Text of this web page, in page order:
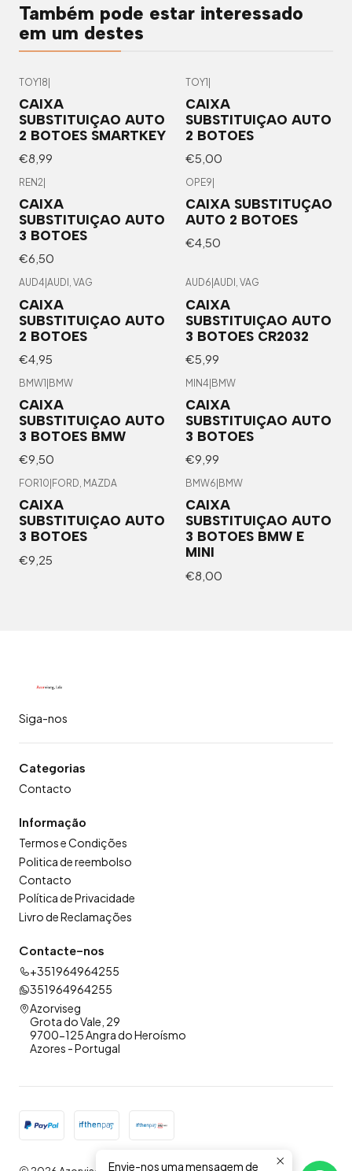
Também pode estar interessado
em um destes
TOY18|
CAIXA
SUBSTITUIÇAO AUTO
2 BOTOES SMARTKEY
€8,99
TOY1|
CAIXA
SUBSTITUIÇAO AUTO
2 BOTOES
€5,00
REN2
CAIXA
SUBSTITUIÇAO AUTO
3 BOTOES
€6,50
OPE9
CAIXA SUBSTITUÇAO
AUTO 2 BOTOES
€4,50
AUD4 AUDI, VAG
CAIXA
SUBSTITUIÇAO AUTO
2 BOTOES
€4,95
AUD6 AUDI, VAG
CAIXA
SUBSTITUIÇAO AUTO
3 BOTOES CR2032
€5,99
BMW1 BMW
CAIXA
SUBSTITUIÇAO AUTO
3 BOTOES BMW
€9,50
MIN4 BMW
CAIXA
SUBSTITUIÇAO AUTO
3 BOTOES
€9,99
FOR10 FORD, MAZDA
CAIXA
SUBSTITUIÇAO AUTO
3 BOTOES
€9,25
BMW6 BMW
CAIXA
SUBSTITUIÇAO AUTO
3 BOTOES BMW E
MINI
€8,00
Siga-nos
Categorias
Contacto
Informação
Termos e Condições
Politica de reembolso
Contacto
Política de Privacidade
Livro de Reclamações
Contacte-nos
+351964964255
351964964255
Azorviseg
Grota do Vale, 29
9700-125 Angra do Heroísmo
Azores - Portugal
Envie-nos uma mensagem de